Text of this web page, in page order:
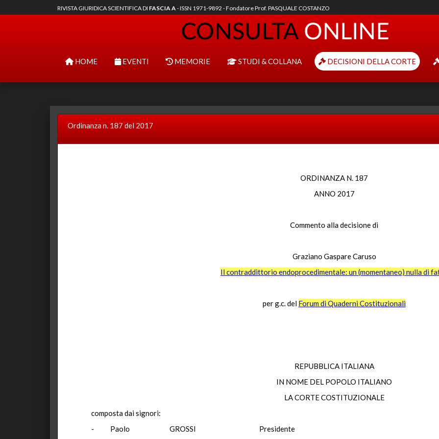
RIVISTA GIURIDICA SCIENTIFICA DI FASCIA A- ISSN 1971-9892 - Fondatore Prof. PASQUALE COSTANZO
HOME EVENTI MEMORIE STUDI & COLLANA DECISIONI DELLA CORTE
Ordinanza n. 187 del 2017
ORDINANZA N. 187
ANNO 2017
Commento alla decisione di
Graziano Gaspare Caruso
Il contraddittorio endoprocedimentale: un (momentaneo) nulla di
per g.c. del Forum di Quaderni Costituzionali
REPUBBLICA ITALIANA
IN NOME DEL POPOLO ITALIANO
LA CORTE COSTITUZIONALE
composta dai signori:
- Paolo GROSSI Presidente